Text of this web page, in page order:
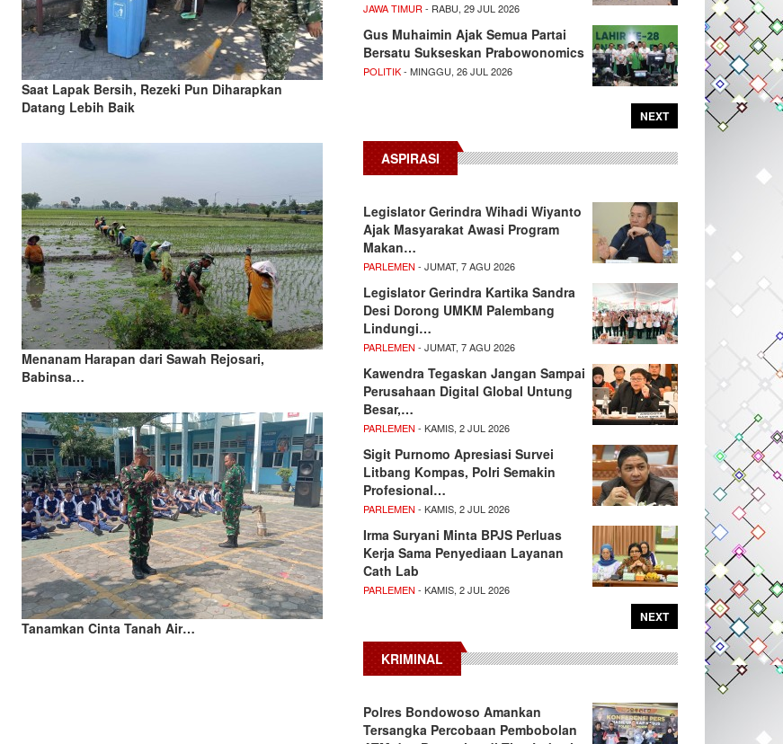
Saat Lapak Bersih, Rezeki Pun Diharapkan
Datang Lebih Baik
Menanam Harapan dari Sawah Rejosari,
Babinsa…
Tanamkan Cinta Tanah Air…
JAWA TIMUR - RABU, 29 JUL 2026
Gus Muhaimin Ajak Semua Partai
Bersatu Sukseskan Prabowonomics
POLITIK- MINGGU, 26 JUL 2026
NEXT
ASPIRASI
Legislator Gerindra Wihadi Wiyanto
Ajak Masyarakat Awasi Program
Makan…
PARLEMEN - JUMAT, 7 AGU 2026
Legislator Gerindra Kartika Sandra
Desi Dorong UMKM Palembang
Lindungi…
PARLEMEN - JUMAT, 7 AGU 2026
Kawendra Tegaskan Jangan Sampai
Perusahaan Digital Global Untung
Besar,…
PARLEMEN - KAMIS, 2 JUL 2026
Sigit Purnomo Apresiasi Survei
Litbang Kompas, Polri Semakin
Profesional…
PARLEMEN - KAMIS, 2 JUL 2026
Irma Suryani Minta BPJS Perluas
Kerja Sama Penyediaan Layanan
Cath Lab
PARLEMEN - KAMIS, 2 JUL 2026
NEXT
KRIMINAL
Polres Bondowoso Amankan
Tersangka Percobaan Pembobolan